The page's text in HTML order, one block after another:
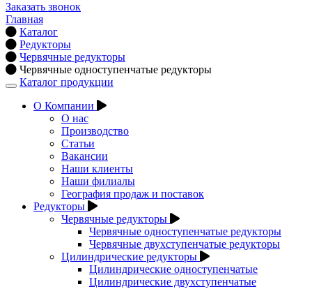
Заказать звонок
Главная
Каталог
Редукторы
Червячные редукторы
Червячные одноступенчатые редукторы
Открыть
навигацию
Каталог продукции
О Компании
О нас
Производство
Статьи
Вакансии
Наши клиенты
Наши филиалы
География продаж и поставок
Редукторы
Червячные редукторы
Червячные одноступенчатые редукторы
Червячные двухступенчатые редукторы
Цилиндрические редукторы
Цилиндрические одноступенчатые
Цилиндрические двухступенчатые